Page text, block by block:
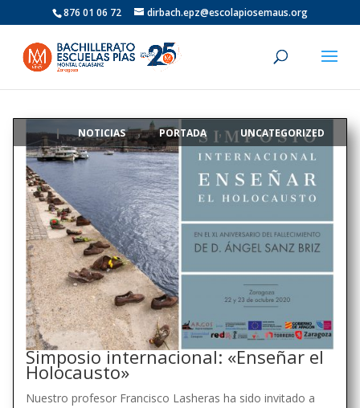
876 01 06 72 dirbach.epz@escolapiosemaus.org
Simposio internacional: «Enseñar el
Holocausto»
| NOTICIAS , PORTADA , UNCATEGORIZED
Nuestro profesor Francisco Lasheras ha sido invitado a